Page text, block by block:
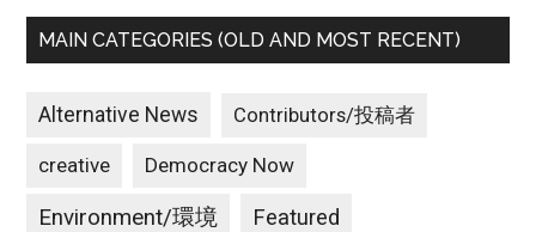
MAIN CATEGORIES (OLD AND MOST RECENT)
Alternative News Contributors/投稿者
creative Democracy Now
Environment/環境 Featured